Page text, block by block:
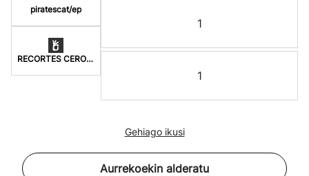
piratescat/ep
RECORTES CERO-LV-GVE
1
1
Gehiago ikusi
Aurrekoekin alderatu